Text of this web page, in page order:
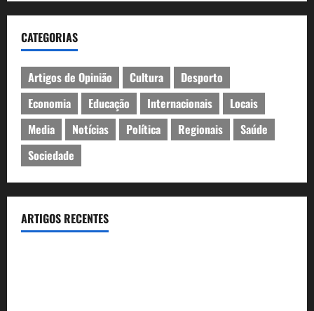
CATEGORIAS
Artigos de Opinião Cultura
Desporto
Economia
Educação Internacionais
Locais
Media
Notícias Política Regionais
Saúde
Sociedade
ARTIGOS RECENTES